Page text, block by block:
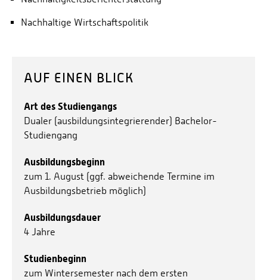
Nachhaltige Wirtschaftspolitik
AUF EINEN BLICK
Art des Studiengangs
Dualer (ausbildungsintegrierender) Bachelor-
Studiengang
Ausbildungsbeginn
zum 1. August (ggf. abweichende Termine im
Ausbildungsbetrieb möglich)
Ausbildungsdauer
4 Jahre
Studienbeginn
zum Wintersemester nach dem ersten